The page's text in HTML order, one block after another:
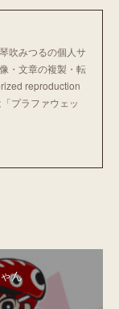
吹みつるの個人サ
・文章の複製・転
reproduction
プラファウェッ
ん